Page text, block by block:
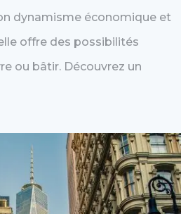
dynamisme économique et
offre des possibilités
ou bâtir. Découvrez un